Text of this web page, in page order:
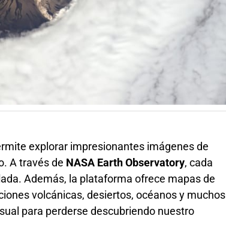
explorar impresionantes imágenes de
A través de NASA Earth Observatory, cada
Además, la plataforma ofrece mapas de
volcánicas, desiertos, océanos y muchos
para perderse descubriendo nuestro